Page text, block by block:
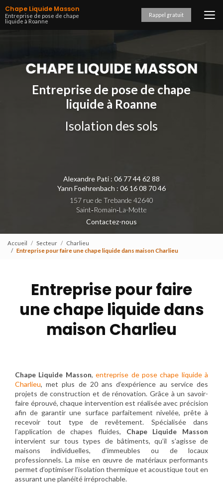
Aller
au
contenu
Chape Liquide Masson
Entreprise de pose de chape
liquide à Roanne
Rappel gratuit
Entreprise de pose de chape
liquide à Roanne
Isolation des sols
Alexandre Pati : 06 77 44 62 88
Yann Foehrenbach : 06 16 08 70 46
157 rue de Trebande 42640
Saint‑Romain‑La-Motte
Contactez-nous
Accueil Secteur
Charlieu
Entreprise pour faire une chape liquide dans maison Charlieu
Entreprise pour faire
une chape liquide dans
maison Charlieu
Chape Liquide Masson,entreprise de pose chape liquide à
Charlieu, met plus de 20 ans d’expérience au service des
projets de construction et de rénovation. Grâce à un savoir-
faire éprouvé, chaque intervention est réalisée avec précision
afin de garantir une surface parfaitement nivelée, prête à
recevoir tout type de revêtement. Spécialisée dans
l’application de chapes fluides, Chape Liquide Masson
intervient sur tous types de bâtiments, qu’il s’agisse de
maisons individuelles, d’immeubles ou de locaux
professionnels. La mise en œuvre de matériaux performants
permet d’optimiser l’isolation thermique et acoustique tout en
assurant une planéité irréprochable.